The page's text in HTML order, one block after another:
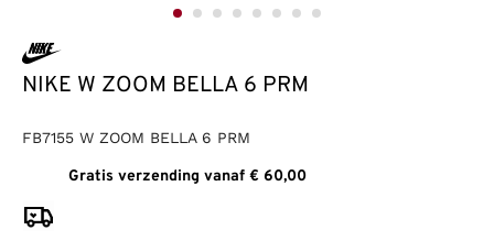
NIKE W ZOOM BELLA 6 PRM
FB7155 W ZOOM BELLA 6 PRM
Gratis verzending vanaf € 60,00